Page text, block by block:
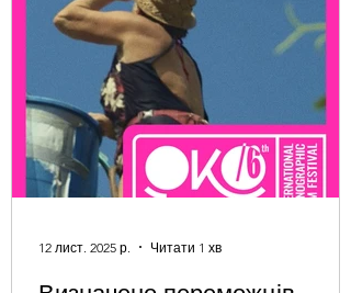
кінофестиваль “ОКО” народився у
Болграді – серці української Бессарабії,
регіоні, де століттями поруч
12 лист. 2025 р. Читати 1 хв